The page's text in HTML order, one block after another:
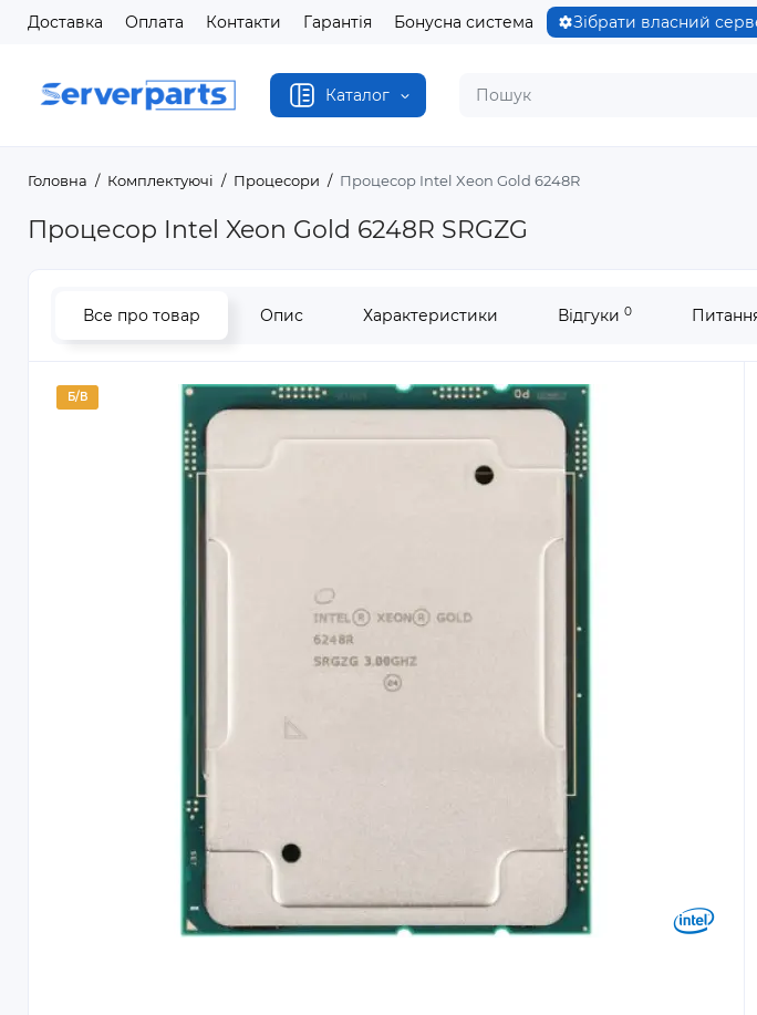
Доставка Оплата Контакти Гарантія Бонусна система Зібрати власний
Каталог
Головна Комплектуючі Процесори Процесор Intel Xeon Gold 6248R
Процесор Intel Xeon Gold 6248R SRGZG
Все про товар Опис Характеристики Відгуки 0
Б/В